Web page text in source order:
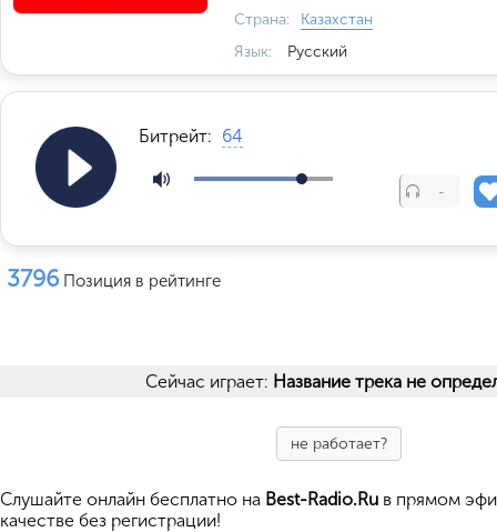
Страна:
Казахстан
Язык:
Русский
Битрейт: 64
-
3796 Позиция в рейтинге
Сейчас играет: Название трека не
не работает?
Cлушайте онлайн бесплатно на Best-Radio.Ru в прямом
качестве без регистрации!